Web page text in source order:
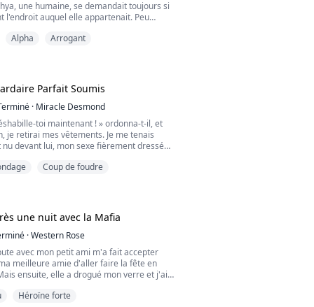
une humaine, se demandait toujours si
l'endroit auquel elle appartenait. Peu
la même... OUI.
même avec du san...
Alpha Arrogant
Parfait Soumis
· Miracle Desmond
toi maintenant ! » ordonna-t-il, et
je retirai mes vêtements. Je me tenais
devant lui, mon sexe fièrement dressé
» soufflai-j...
Coup de foudre
une nuit avec la Mafia
·Western Rose
avec mon petit ami m'a fait accepter
meilleure amie d'aller faire la fête en
ensuite, elle a drogué mon verre et j'ai
Héroïne forte